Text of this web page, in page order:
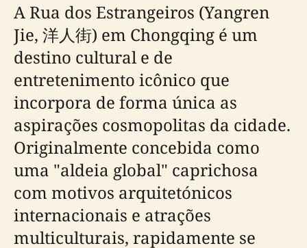
A Rua dos Estrangeiros (Yangren
Jie, 洋人街) em Chongqing é um
destino cultural e de
entretenimento icônico que
incorpora de forma única as
aspirações cosmopolitas da cidade.
Originalmente concebida como
uma "aldeia global" caprichosa
com motivos arquitetónicos
internacionais e atrações
multiculturais, rapidamente se